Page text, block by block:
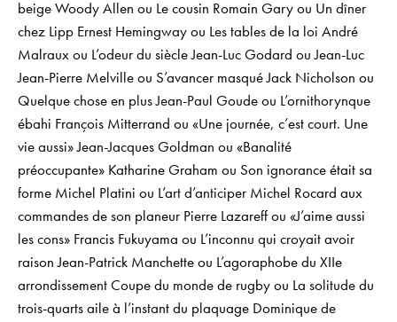
beige Woody Allen ou Le cousin Romain Gary ou Un dîner
chez Lipp Ernest Hemingway ou Les tables de la loi André
Malraux ou L’odeur du siècle Jean-Luc Godard ou Jean-Luc
Jean-Pierre Melville ou S’avancer masqué Jack Nicholson ou
Quelque chose en plus Jean-Paul Goude ou L’ornithorynque
ébahi François Mitterrand ou «Une journée, c’est court. Une
vie aussi» Jean-Jacques Goldman ou «Banalité
préoccupante» Katharine Graham ou Son ignorance était sa
forme Michel Platini ou L’art d’anticiper Michel Rocard aux
commandes de son planeur Pierre Lazareff ou «J’aime aussi
les cons» Francis Fukuyama ou L’inconnu qui croyait avoir
raison Jean-Patrick Manchette ou L’agoraphobe du XIIe
arrondissement Coupe du monde de rugby ou La solitude du
trois-quarts aile à l’instant du plaquage Dominique de